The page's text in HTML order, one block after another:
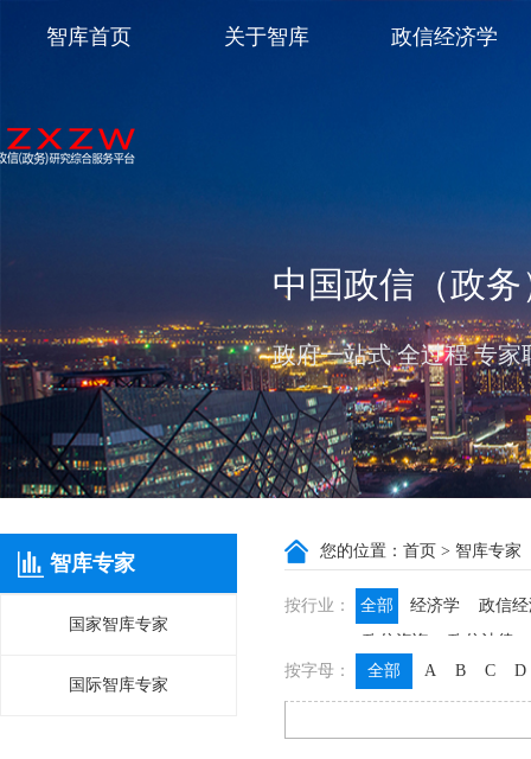
中国政信（政
政府一站式 全过程 专
智库首页 关于智库 政信经济学
智库专家
国家智库专家
国际智库专家
您的位置： 首页 > 智库专家
按行业： 全部 经济学
政信
政信咨询
政信法律
按字母：
全部 A B C D